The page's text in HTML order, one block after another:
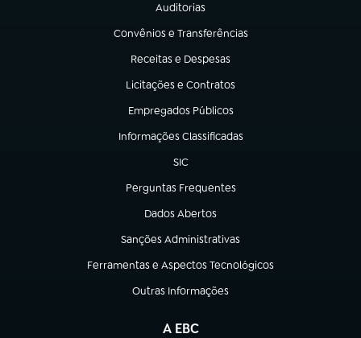
Auditorias
(abre em nova aba)
Convênios e Transferências
(abre em nova aba)
Receitas e Despesas
(abre em nova aba)
Licitações e Contratos
(abre em nova aba)
Empregados Públicos
(abre em nova aba)
Informações Classificadas
(abre em nova aba)
SIC
(abre em nova aba)
Perguntas Frequentes
(abre em nova aba)
Dados Abertos
(abre em nova aba)
Sanções Administrativas
(abre em nova aba)
Ferramentas e Aspectos Tecnológicos
(abre em nova aba)
Outras Informações
(abre em nova aba)
A EBC